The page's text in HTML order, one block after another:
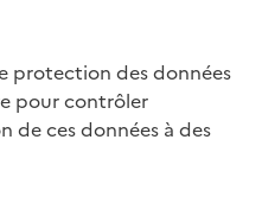
protection des données
pour contrôler
de ces données à des